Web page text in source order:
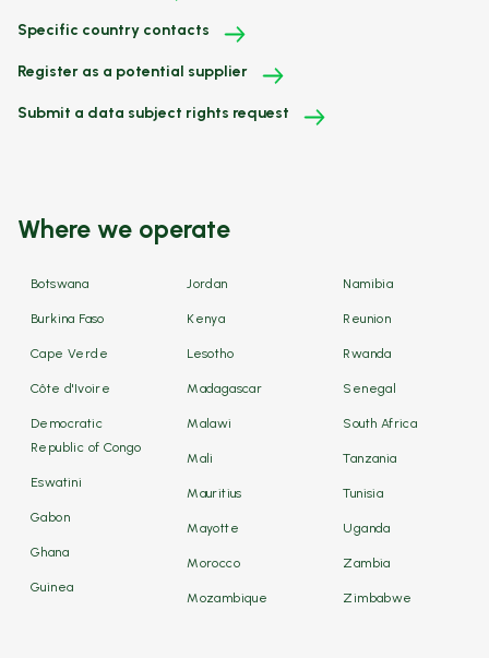
Specific country contacts
Register as a potential supplier
Submit a data subject rights request
Where we operate
Botswana
Burkina Faso
Cape Verde
Côte d'Ivoire
Democratic
Republic of Congo
Eswatini
Gabon
Ghana
Guinea
Jordan
Kenya
Lesotho
Madagascar
Malawi
Mali
Mauritius
Mayotte
Morocco
Mozambique
Namibia
Reunion
Rwanda
Senegal
South Africa
Tanzania
Tunisia
Uganda
Zambia
Zimbabwe